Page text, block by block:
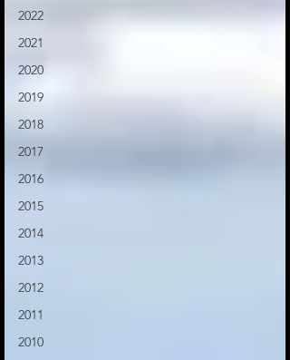
2022
2021
2020
2019
2018
2017
2016
2015
2014
2013
2012
2011
2010